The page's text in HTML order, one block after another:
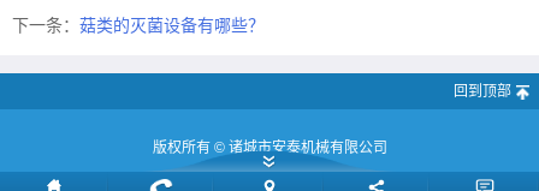
下一条： 菇类的灭菌设备有哪些？
回到顶部
版权所有 © 诸城市安泰机械有限公司